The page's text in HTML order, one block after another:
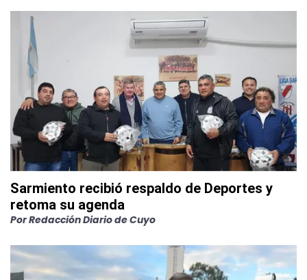
Sarmiento recibió respaldo de Deportes y
retoma su agenda
PorRedacción Diario de Cuyo